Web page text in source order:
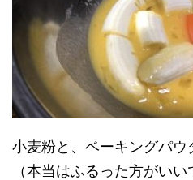
小麦粉と、ベーキングパウ
（本当はふるった方がい